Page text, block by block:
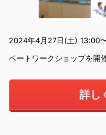
2024年4月27日(土) 13:00
ベートワークショップを開
詳し